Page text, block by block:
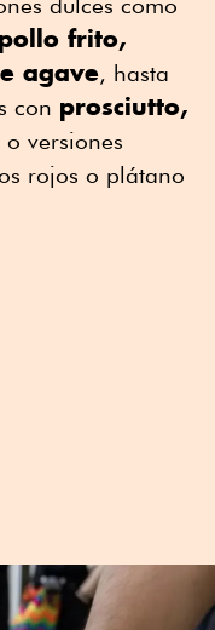
pollo frito,
agave, hasta
con prosciutto,
o versiones
rojos o plátano